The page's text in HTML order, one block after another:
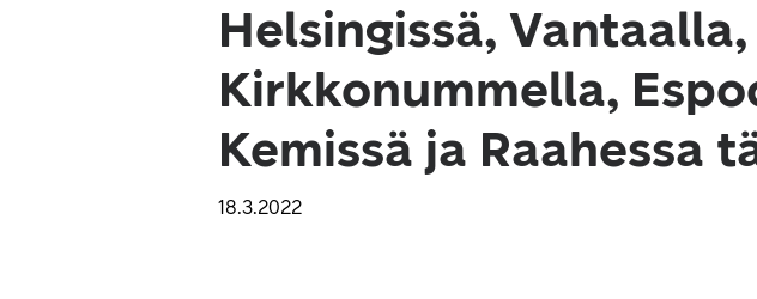
Helsingissä,
Kirkkonummella,
Kemissä ja Raahessa
18.3.2022